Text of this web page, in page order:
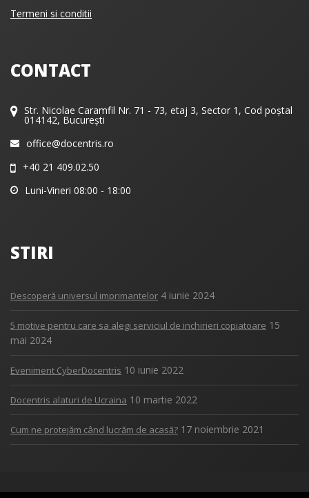
Termeni si conditii
CONTACT
Str. Nicolae Caramfil Nr. 71 - 73, etaj 3, Sector 1, Cod poștal
014142, București
office@docentris.ro
+40 21 409.02.50
Luni-Vineri 08:00 - 18:00
STIRI
Descoperă universul imprimantelor 4 iunie 2024
5 motive pentru care sa alegi serviciul de inchirieri copiatoare 15
mai 2024
Eveniment CyberDocentris 10 iunie 2022
Docentris alaturi de Ucraina 10 martie 2022
Cum ne protejăm când lucrăm de acasă? 17 noiembrie 2021